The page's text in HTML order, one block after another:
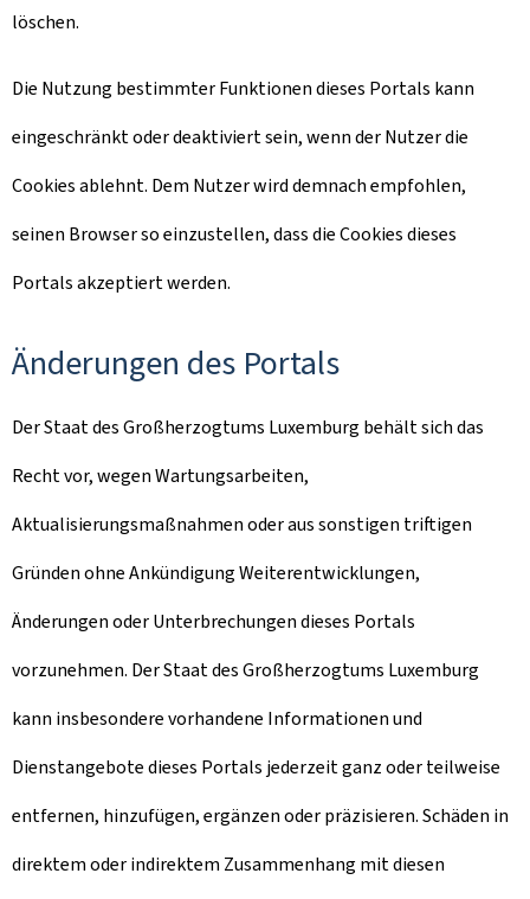
löschen.
Die Nutzung bestimmter Funktionen dieses Portals kann
eingeschränkt oder deaktiviert sein, wenn der Nutzer die
Cookies ablehnt. Dem Nutzer wird demnach empfohlen,
seinen Browser so einzustellen, dass die Cookies dieses
Portals akzeptiert werden.
Änderungen des Portals
Der Staat des Großherzogtums Luxemburg behält sich das
Recht vor, wegen Wartungsarbeiten,
Aktualisierungsmaßnahmen oder aus sonstigen triftigen
Gründen ohne Ankündigung Weiterentwicklungen,
Änderungen oder Unterbrechungen dieses Portals
vorzunehmen. Der Staat des Großherzogtums Luxemburg
kann insbesondere vorhandene Informationen und
Dienstangebote dieses Portals jederzeit ganz oder teilweise
entfernen, hinzufügen, ergänzen oder präzisieren. Schäden in
direktem oder indirektem Zusammenhang mit diesen